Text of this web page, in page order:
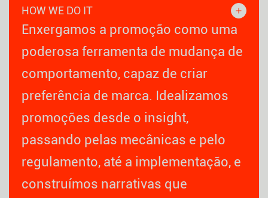
HOW WE DO IT
Enxergamos a promoção como uma
poderosa ferramenta de mudança de
comportamento, capaz de criar
preferência de marca. Idealizamos
promoções desde o insight,
passando pelas mecânicas e pelo
regulamento, até a implementação, e
construímos narrativas que